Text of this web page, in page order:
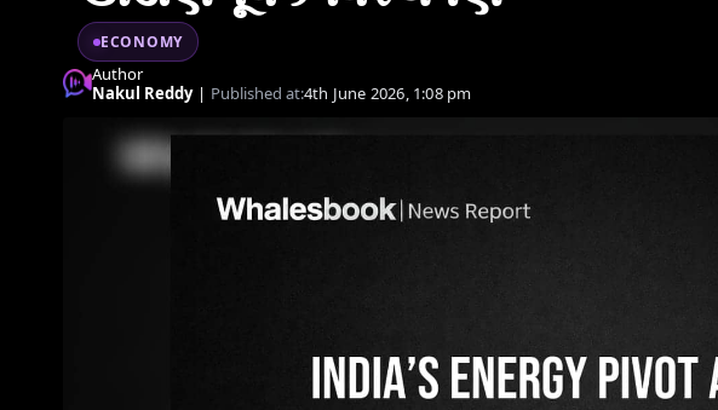
ECONOMY
Author
Nakul Reddy | Published at:4th June 2026, 1:08 pm